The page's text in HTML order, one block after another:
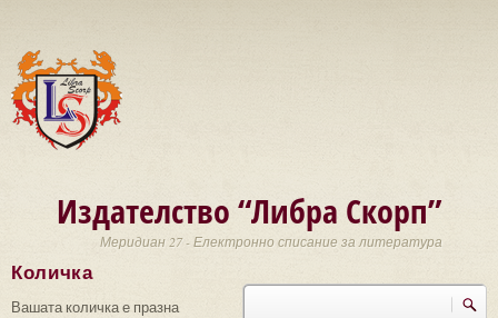
Издателство “Либра Скорп”
Меридиан 27 - Електронно списание за литература
Търси
Количка
Вашата количка е празна